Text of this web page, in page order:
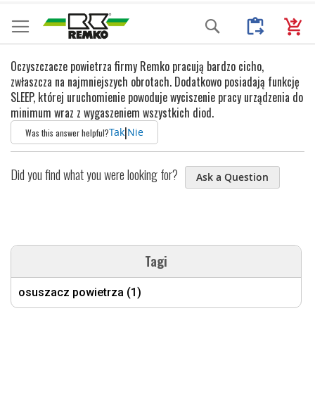
Przejdź
do
treści
Mój
Moje
Search
Oczyszczacze powietrza firmy Remko pracują bardzo cicho,
zwłaszcza na najmniejszych obrotach. Dodatkowo posiadają funkcję
SLEEP, której uruchomienie powoduje wyciszenie pracy urządzenia do
minimum wraz z wygaszeniem wszystkich diod.
Was this answer helpful?Tak|Nie
Did you find what you were looking for? Ask a Question
Tagi
osuszacz powietrza (1)